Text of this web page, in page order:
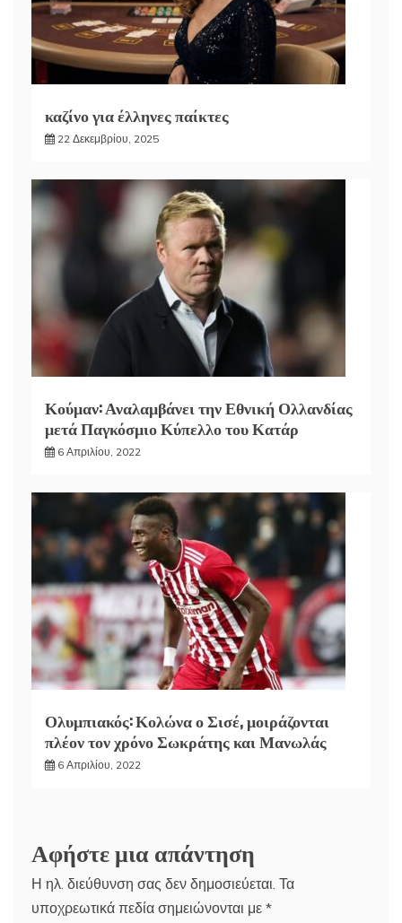
καζίνο για έλληνες παίκτες
22 Δεκεμβρίου, 2025
Κούμαν: Αναλαμβάνει την Εθνική Ολλανδίας
μετά Παγκόσμιο Κύπελλο του Κατάρ
6 Απριλίου, 2022
Ολυμπιακός: Κολώνα ο Σισέ, μοιράζονται
πλέον τον χρόνο Σωκράτης και Μανωλάς
6 Απριλίου, 2022
Αφήστε μια απάντηση
Η ηλ. διεύθυνση σας δεν δημοσιεύεται. Τα
υποχρεωτικά πεδία σημειώνονται με *